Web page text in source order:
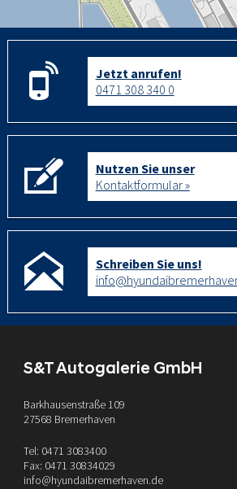
Jetzt anrufen!
0471 308 340 0
Nutzen Sie unser
Kontaktformular »
Schreiben Sie uns!
S&T Autogalerie GmbH
Barkhausenstraße 109
27568 Bremerhaven
Tel: 0471 3083400
Fax: 0471 30834029
info@hyundaibremerhaven.de